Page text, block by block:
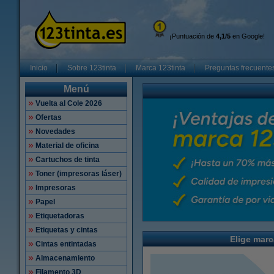
¡Puntuación de 4,1/5 en Google!
Inicio Sobre 123tinta Marca 123tinta Preguntas
Menú
Vuelta al Cole 2026
Ofertas
Novedades
Material de oficina
Cartuchos de tinta
Toner (impresoras láser)
Impresoras
Papel
Etiquetadoras
Etiquetas y cintas
Cintas entintadas
Almacenamiento
Filamento 3D
Elige